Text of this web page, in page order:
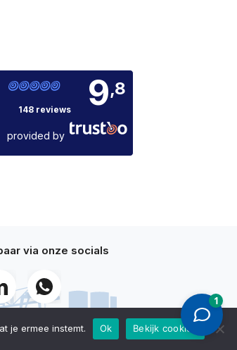
148 reviews 9,8
provided by
via onze socials
je ermee instemt. Ok Bekijk cookies